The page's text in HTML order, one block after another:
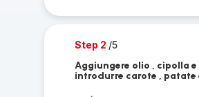
Step 2 /5
Aggiungere olio , cipolla
introdurre carote , patate